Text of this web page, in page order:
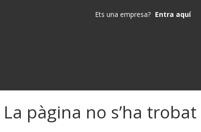
Ets una empresa? Entra aquí
La pàgina no s’ha trobat